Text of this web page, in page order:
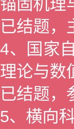
锚固机理
已结题，
4、国家
理论与数
已结题，
5、横向